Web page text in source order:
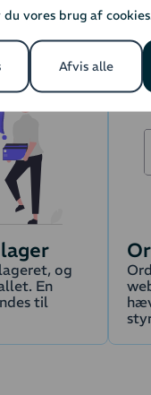
vores brug af
Afvis alle
matcher dine
og
En
til